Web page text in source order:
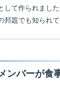
て作られました
邦題でも知られて
ンバーが食